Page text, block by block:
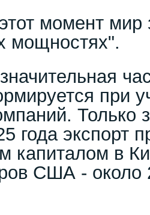
момент мир
мощностях".
при
Только
года экспорт
капиталом в
США - около